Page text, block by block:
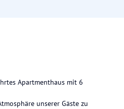
Apartmenthaus mit 6
unserer Gäste zu